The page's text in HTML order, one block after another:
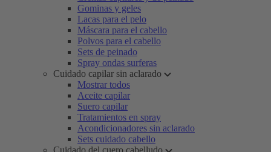
Gominas y geles
Lacas para el pelo
Máscara para el cabello
Polvos para el cabello
Sets de peinado
Spray ondas surferas
Cuidado capilar sin aclarado
Mostrar todos
Aceite capilar
Suero capilar
Tratamientos en spray
Acondicionadores sin aclarado
Sets cuidado cabello
Cuidado del cuero cabelludo